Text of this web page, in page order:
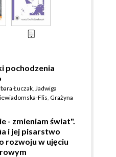
pochodzenia
Łuczak Jadwiga
Flis Grażyna
- zmieniam świat".
i jej pisarstwo
rozwoju w ujęciu